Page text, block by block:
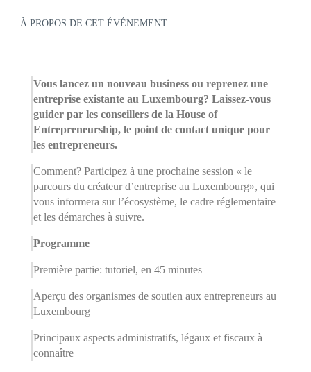
À PROPOS DE CET ÉVÉNEMENT
Vous lancez un nouveau business ou reprenez une
entreprise existante au Luxembourg? Laissez-vous
guider par les conseillers de la House of
Entrepreneurship, le point de contact unique pour
les entrepreneurs.
Comment? Participez à une prochaine session « le
parcours du créateur d’entreprise au Luxembourg», qui
vous informera sur l’écosystème, le cadre réglementaire
et les démarches à suivre.
Programme
Première partie: tutoriel, en 45 minutes
Aperçu des organismes de soutien aux entrepreneurs au
Luxembourg
Principaux aspects administratifs, légaux et fiscaux à
connaître